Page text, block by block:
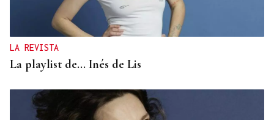
LA REVISTA
La playlist de... Inés de Lis